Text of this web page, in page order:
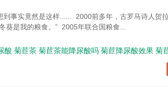
到事实竟然是这样...... 2000前多年，古罗马诗人贺
葵是我的粮食。” 2005年联合国粮食...
酸 菊苣茶 菊苣茶能降尿酸吗 菊苣降尿酸效果 菊